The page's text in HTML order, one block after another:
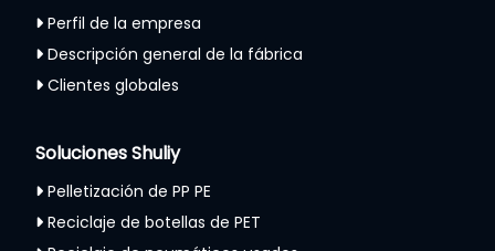
Perfil de la empresa
Descripción general de la fábrica
Clientes globales
Soluciones Shuliy
Pelletización de PP PE
Reciclaje de botellas de PET